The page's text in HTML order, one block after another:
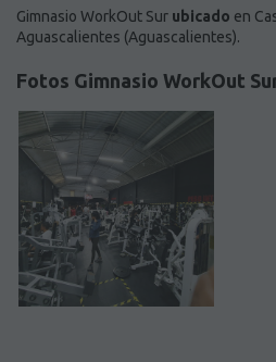
Gimnasio WorkOut Sur ubicado en
Aguascalientes (Aguascalientes).
Fotos Gimnasio WorkOut